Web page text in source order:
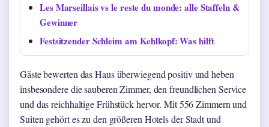
Les Marseillais vs le reste du monde: alle Staffeln &
Gewinner
Festsitzender Schleim am Kehlkopf: Was hilft
Gäste bewerten das Haus überwiegend positiv und heben
insbesondere die sauberen Zimmer, den freundlichen Service
und das reichhaltige Frühstück hervor. Mit 556 Zimmern und
Suiten gehört es zu den größeren Hotels der Stadt und